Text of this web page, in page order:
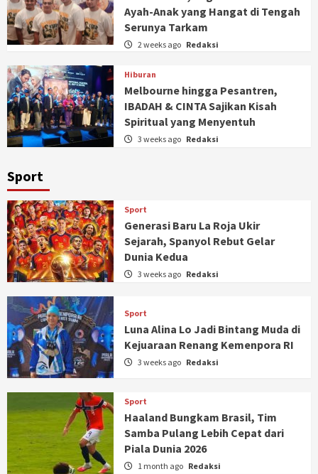
Ayah-Anak yang Hangat di Tengah
Serunya Tarkam
2 weeks ago Redaksi
Hiburan
Melbourne hingga Pesantren,
IBADAH & CINTA Sajikan Kisah
Spiritual yang Menyentuh
3 weeks ago Redaksi
Sport
Sport
Generasi Baru La Roja Ukir
Sejarah, Spanyol Rebut Gelar
Dunia Kedua
3 weeks ago Redaksi
Sport
Luna Alina Lo Jadi Bintang Muda di
Kejuaraan Renang Kemenpora RI
3 weeks ago Redaksi
Sport
Haaland Bungkam Brasil, Tim
Samba Pulang Lebih Cepat dari
Piala Dunia 2026
1 month ago Redaksi